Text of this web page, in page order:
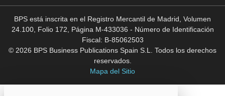
BPS está inscrita en el Registro Mercantil de Madrid, Volumen
24.100, Folio 172, Página M-433036 - Número de Identificación
Fiscal: B-85062503
© 2026 BPS Business Publications Spain S.L. Todos los derechos
reservados.
Mapa del Sitio